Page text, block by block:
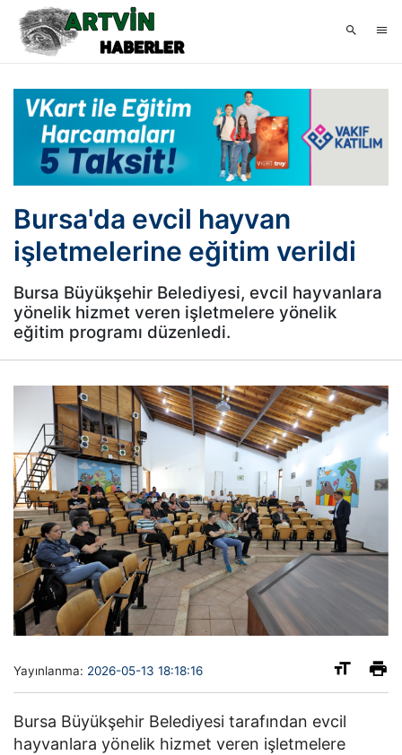
Bursa'da evcil hayvan
işletmelerine eğitim verildi
Bursa Büyükşehir Belediyesi, evcil hayvanlara
yönelik hizmet veren işletmelere yönelik
eğitim programı düzenledi.
Yayınlanma: 2026-05-13 18:18:16
Bursa Büyükşehir Belediyesi tarafından evcil
hayvanlara yönelik hizmet veren işletmelere